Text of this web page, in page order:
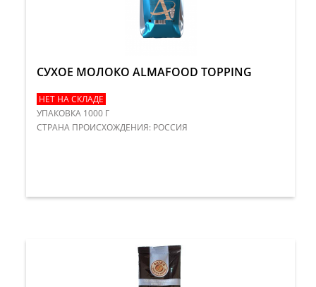
СУХОЕ МОЛОКО ALMAFOOD TOPPING
НЕТ НА СКЛАДЕ
УПАКОВКА 1000 Г
​СТРАНА ПРОИСХОЖДЕНИЯ: РОССИЯ